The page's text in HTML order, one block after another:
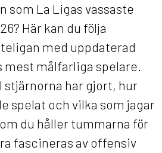
som La Ligas vassaste
Här kan du följa
med uppdaterad
målfarliga spelare.
stjärnorna har gjort, hur
spelat och vilka som jagar
du håller tummarna för
fascineras av offensiv